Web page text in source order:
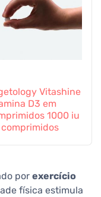
Vitashine
D3 em
1000 iu
por exercício
física estimula